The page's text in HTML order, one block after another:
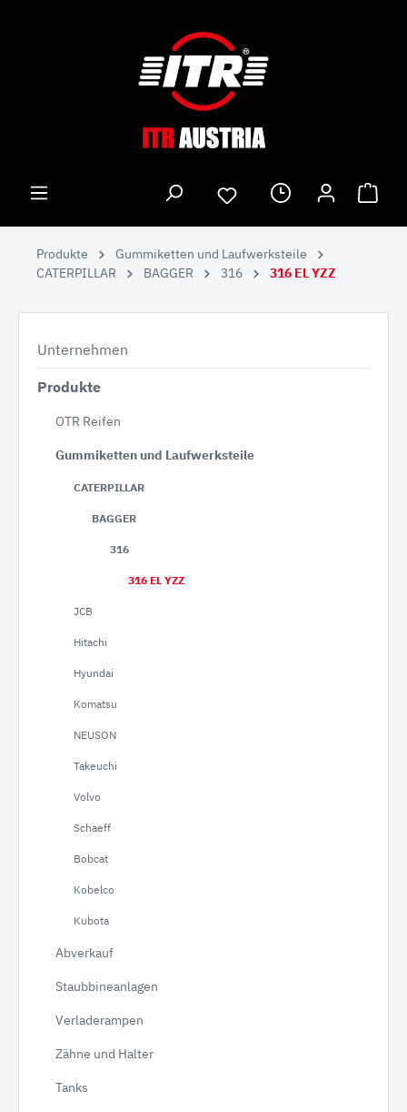
Produkte
Gummiketten und Laufwerksteile
CATERPILLAR
BAGGER 316 316 EL YZZ
Unternehmen
Produkte
OTR Reifen
Gummiketten und Laufwerksteile
CATERPILLAR
BAGGER
316
316 EL YZZ
JCB
Hitachi
Hyundai
Komatsu
NEUSON
Takeuchi
Volvo
Schaeff
Bobcat
Kobelco
Kubota
Abverkauf
Staubbineanlagen
Verladerampen
Zähne und Halter
Tanks